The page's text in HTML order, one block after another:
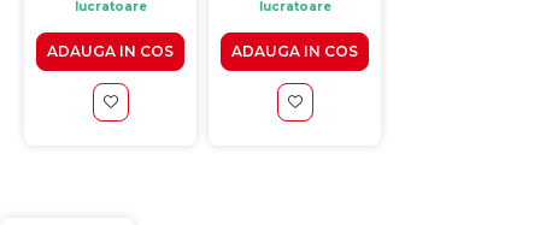
lucratoare
ADAUGA IN COS
lucratoare
ADAUGA IN COS